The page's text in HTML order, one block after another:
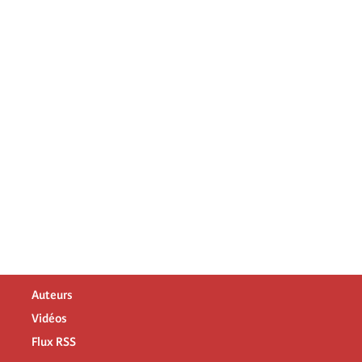
Auteurs
Vidéos
Flux RSS